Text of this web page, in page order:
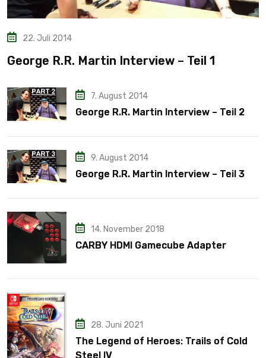
22. Juli 2014
George R.R. Martin Interview – Teil 1
7. August 2014
George R.R. Martin Interview – Teil 2
9. August 2014
George R.R. Martin Interview – Teil 3
14. November 2018
CARBY HDMI Gamecube Adapter
28. Juni 2021
The Legend of Heroes: Trails of Cold
Steel IV